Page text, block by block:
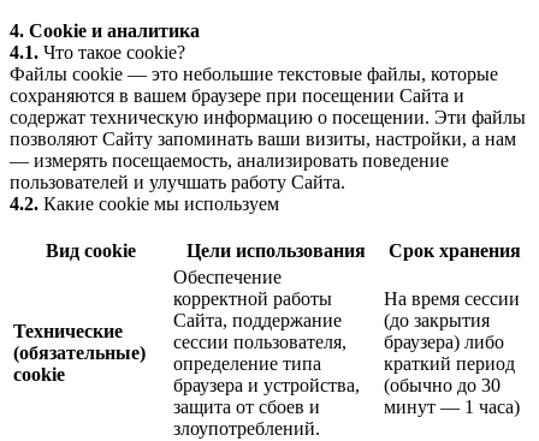
4. Cookie и аналитика
4.1. Что такое cookie?
Файлы cookie — это небольшие текстовые файлы, которые
сохраняются в вашем браузере при посещении Сайта и
содержат техническую информацию о посещении. Эти файлы
позволяют Сайту запоминать ваши визиты, настройки, а нам
— измерять посещаемость, анализировать поведение
пользователей и улучшать работу Сайта.
4.2. Какие cookie мы используем
Вид cookie Цели использования Срок хранения
Технические
(обязательные)
cookie
Обеспечение
корректной работы
Сайта, поддержание
сессии пользователя,
определение типа
браузера и устройства,
защита от сбоев и
злоупотреблений.
На время сессии
(до закрытия
браузера) либо
краткий период
(обычно до 30
минут — 1 часа)